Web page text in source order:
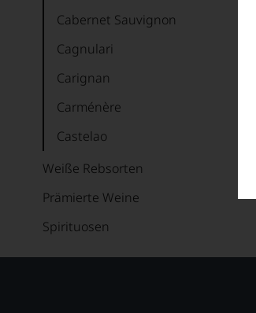
Cabernet Sauvignon
Cagnulari
Carignan
Carménère
Castelao
Cinsault
Corvina
Dolcetto
Weiße Rebsorten
Prämierte Weine
Spirituosen